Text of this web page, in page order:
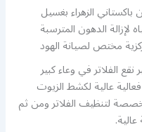
الزهراء بغسيل
الدهون المترسبة
مختص لصيانة الهود
الفلاتر في وعاء كبير
عالية لكشط الزيوت
لتنظيف الفلاتر ومن ثم